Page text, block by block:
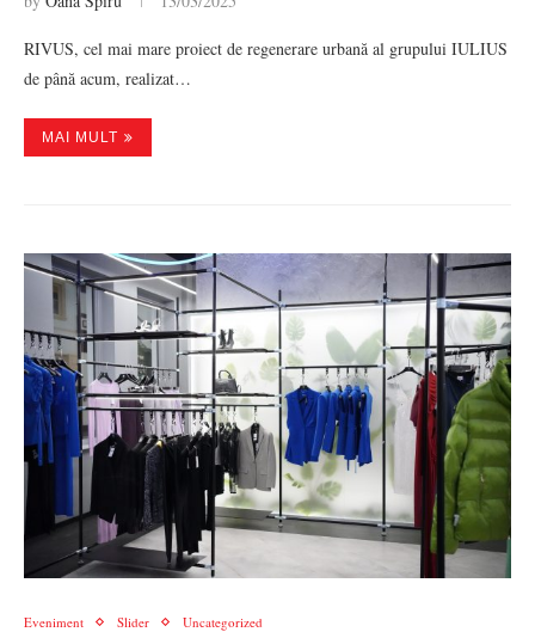
RIVUS, cel mai mare proiect de regenerare urbană al grupului IULIUS
de până acum, realizat…
MAI MULT
Eveniment Slider Uncategorized